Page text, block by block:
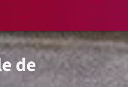
Rechercher un
Panier
de